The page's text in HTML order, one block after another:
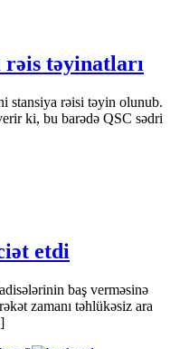
rəis təyinatları
stansiya rəisi təyin olunub.
ki, bu barədə QSC sədri
etdi
baş verməsinə
zamanı təhlükəsiz ara